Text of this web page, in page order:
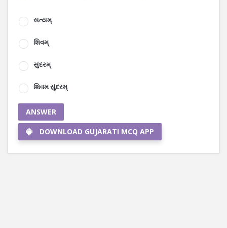
સત્યમ્
શિવમ્
સુંદરમ્
શિવમ સુંદરમ્
ANSWER
DOWNLOAD GUJARATI MCQ APP